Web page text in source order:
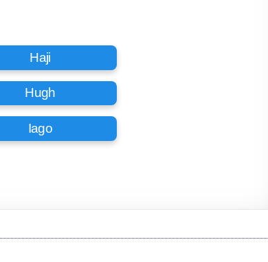
Haji
Hugh
Iago